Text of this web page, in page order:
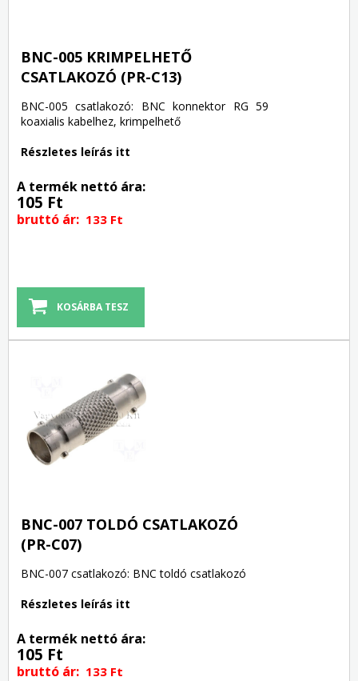
BNC-005 KRIMPELHETŐ
CSATLAKOZÓ (PR-C13)
BNC-005 csatlakozó: BNC konnektor RG 59
koaxialis kabelhez, krimpelhető
Részletes leírás itt
A termék nettó ára:
105 Ft
bruttó ár: 133 Ft
BNC-007 TOLDÓ CSATLAKOZÓ
(PR-C07)
BNC-007 csatlakozó: BNC toldó csatlakozó
Részletes leírás itt
A termék nettó ára:
105 Ft
bruttó ár: 133 Ft